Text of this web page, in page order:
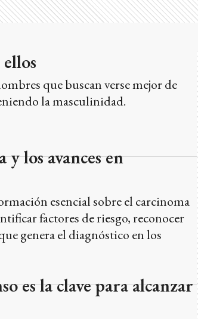
que buscan verse mejor de
la masculinidad.
los avances en
esencial sobre el carcinoma
factores de riesgo, reconocer
genera el diagnóstico en los
es la clave para alcanzar